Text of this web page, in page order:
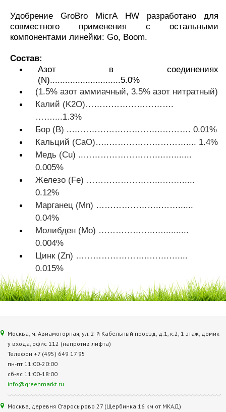
Удобрение GroBro MicrA HW разработано для
совместного применения с остальными
компонентами линейки: Go, Boom.
Состав:
Азот в соединениях
(N)............................5.0%
(1.5% азот аммиачный, 3.5% азот нитратный)
Калий (K2O)………………………….
……....1.3%
Бор (B) ..…………………………..………. 0.01%
Кальций (СаO)…..……………………….... 1.4%
Медь (Cu) ..………………………..….......
0.005%
Железо (Fe) ……………………...….….....
0.12%
Марганец (Mn) …………………..……......
0.04%
Молибден (Mо) ………………..…..........
0.004%
Цинк (Zn) ……………………..…….…....
0.015%
Москва, м. Авиамоторная, ул. 2‑й Кабельный проезд, д.1, к.2, 1 этаж, домик
у входа, офис 112 (напротив лифта)
Телефон +7 (495) 649 17 95
пн-пт 11:00-20:00
сб-вс 11:00-18:00
info@greenmarkt.ru
Москва, деревня Старосырово 27 (Щербинка 16 км от МКАД)